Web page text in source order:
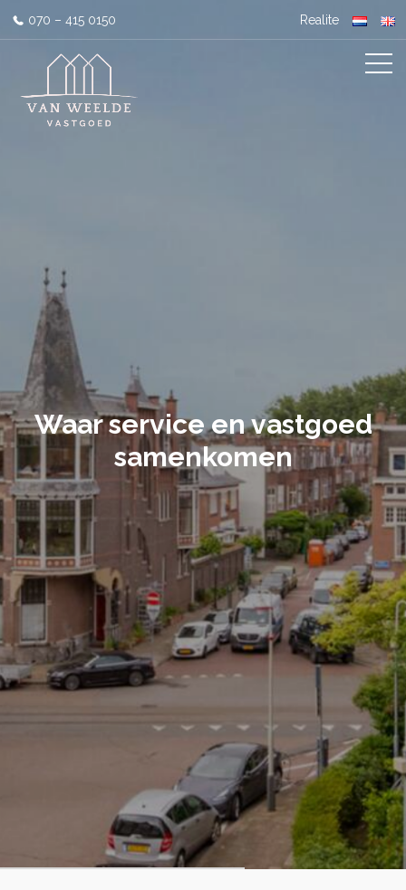
070 – 415 0150 Realite
Waar service en vastgoed
samenkomen